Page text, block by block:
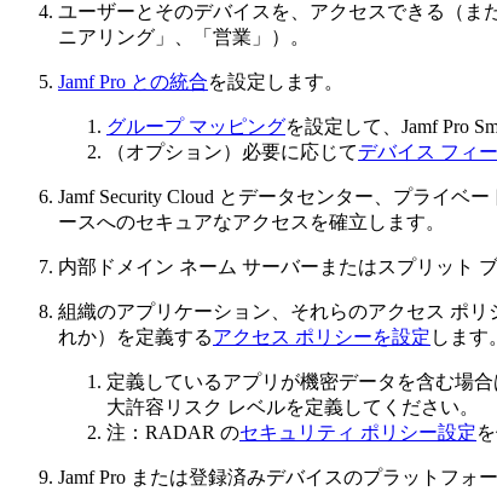
ユーザーとそのデバイスを、アクセスできる（ま
ニアリング」、「営業」）。
Jamf Pro との統合を設定します。
グループ マッピングを設定して、Jamf Pro
（オプション）必要に応じてデバイス フィ
Jamf Security Cloud とデータセンター、プライベ
ースへのセキュアなアクセスを確立します。
内部ドメイン ネーム サーバーまたはスプリット
組織のアプリケーション、それらのアクセス ポ
れか）を定義するアクセス ポリシーを設定 します。
定義しているアプリが機密データを含む場合
大許容リスク レベルを定義してください。
注：RADAR のセキュリティ ポリシー設定
Jamf Pro または登録済みデバイスのプラットフォ